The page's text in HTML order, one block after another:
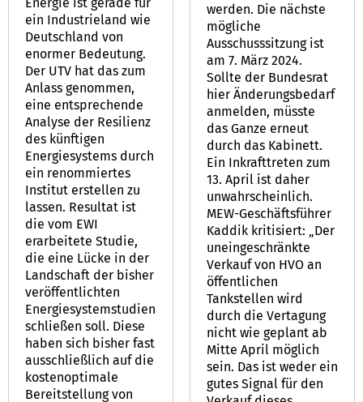
ein Industrieland wie
Deutschland von
enormer Bedeutung.
Der UTV hat das zum
Anlass genommen,
eine entsprechende
Analyse der Resilienz
des künftigen
Energiesystems durch
ein renommiertes
Institut erstellen zu
lassen. Resultat ist
die vom EWI
erarbeitete Studie,
die eine Lücke in der
Landschaft der bisher
veröffentlichten
Energiesystemstudien
schließen soll. Diese
haben sich bisher fast
ausschließlich auf die
kostenoptimale
Bereitstellung von
werden. Die nächste
mögliche
Ausschusssitzung ist
am 7. März 2024.
Sollte der Bundesrat
hier Änderungsbedarf
anmelden, müsste
das Ganze erneut
durch das Kabinett.
Ein Inkrafttreten zum
13. April ist daher
unwahrscheinlich.
MEW-Geschäftsführer
Kaddik kritisiert: „Der
uneingeschränkte
Verkauf von HVO an
öffentlichen
Tankstellen wird
durch die Vertagung
nicht wie geplant ab
Mitte April möglich
sein. Das ist weder ein
gutes Signal für den